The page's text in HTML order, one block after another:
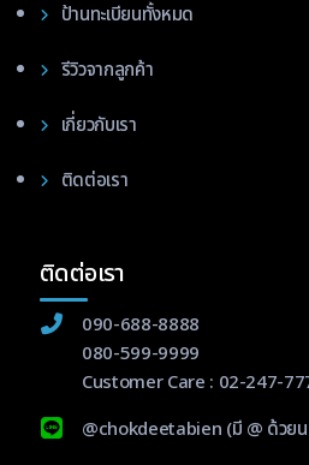
ป้านทะเบียนทั้งหมด
รีวิวจากลูกค้า
เกี่ยวกับเรา
ติดต่อเรา
ติดต่อเรา
090-688-8888
080-599-9999
Customer Care : 02-247-
@chokdeetabien (มี @ ด้วยน